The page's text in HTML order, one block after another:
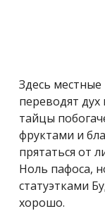
Здесь
переводят дух
тайцы
фруктами и
прятаться от
Ноль пафоса,
статуэтками
хорошо.